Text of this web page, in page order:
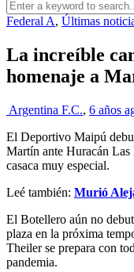
Federal A, Últimas
La increíble
homenaje a
Argentina F.C., 6 años
El Deportivo Maipú
Martín ante Huracán Las
casaca muy especial.
Leé también: Murió
El Botellero aún no
plaza en la próxima
Theiler se prepara con
pandemia.